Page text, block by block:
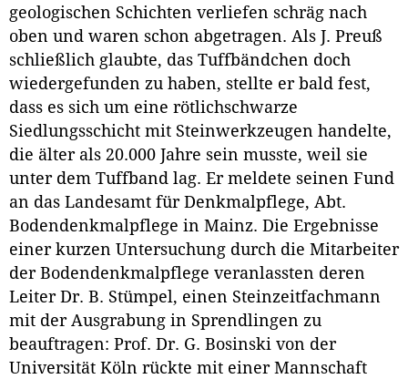
geologischen Schichten verliefen schräg nach
oben und waren schon abgetragen. Als J. Preuß
schließlich glaubte, das Tuffbändchen doch
wiedergefunden zu haben, stellte er bald fest,
dass es sich um eine rötlichschwarze
Siedlungsschicht mit Steinwerkzeugen handelte,
die älter als 20.000 Jahre sein musste, weil sie
unter dem Tuffband lag. Er meldete seinen Fund
an das Landesamt für Denkmalpflege, Abt.
Bodendenkmalpflege in Mainz. Die Ergebnisse
einer kurzen Untersuchung durch die Mitarbeiter
der Bodendenkmalpflege veranlassten deren
Leiter Dr. B. Stümpel, einen Steinzeitfachmann
mit der Ausgrabung in Sprendlingen zu
beauftragen: Prof. Dr. G. Bosinski von der
Universität Köln rückte mit einer Mannschaft